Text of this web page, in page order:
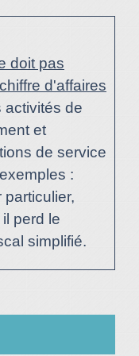
doit pas
d'affaires
activités de
et
de service
:
perd le
simplifié.